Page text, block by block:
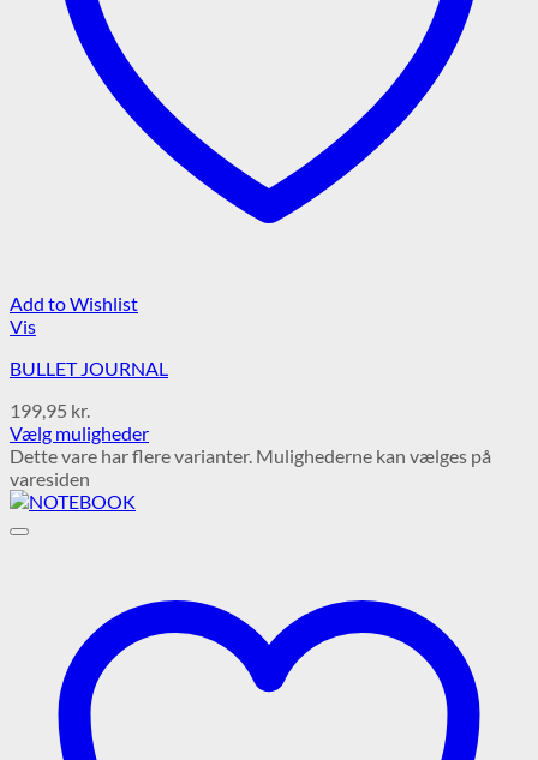
Add to Wishlist
Vis
BULLET JOURNAL
199,95 kr.
Vælg muligheder
Dette vare har flere varianter. Mulighederne kan vælges på
varesiden